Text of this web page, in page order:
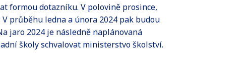
formou dotazníku. V polovině prosince,
průběhu ledna a února 2024 pak budou
jaro 2024 je následně naplánovaná
školy schvalovat ministerstvo školství.